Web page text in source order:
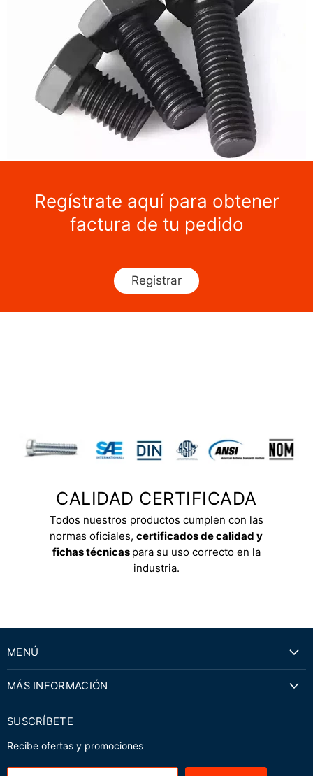
Regístrate aquí para obtener
factura de tu pedido
Registrar
CALIDAD CERTIFICADA
Todos nuestros productos cumplen con las
normas oficiales,certificados de calidad y
fichas técnicas para su uso correcto en la
industria.
MENÚ
MÁS INFORMACIÓN
SUSCRÍBETE
Recibe ofertas y promociones